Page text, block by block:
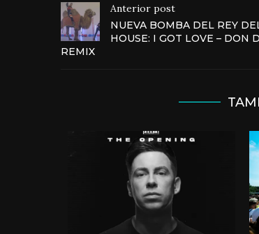
Anterior post
NUEVA BOMBA DEL REY
HOUSE: I GOT LOVE – DON
REMIX